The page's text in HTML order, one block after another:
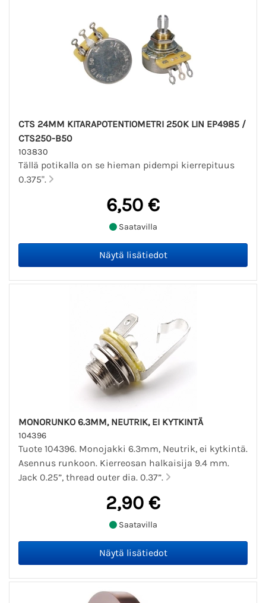
CTS 24MM KITARAPOTENTIOMETRI 250K LIN EP4985 /
CTS250-B50
103830
Tällä potikalla on se hieman pidempi kierrepituus
0.375".
6,50 €
Saatavilla
MONORUNKO 6.3MM, NEUTRIK, EI KYTKINTÄ
104396
Tuote 104396. Monojakki 6.3mm, Neutrik, ei kytkintä.
Asennus runkoon. Kierreosan halkaisija 9.4 mm.
Jack 0.25”, thread outer dia. 0.37”.
2,90 €
Saatavilla